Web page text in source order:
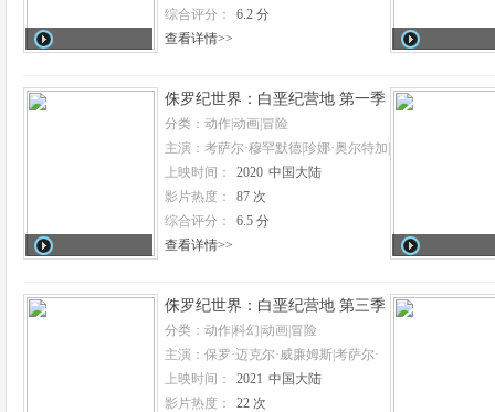
综合评分：
6.2 分
查看详情>>
侏罗纪世界：白垩纪营地 第一季
Jurassic World: Camp Cretaceous
Season 1
分类：动作|动画|冒险
主演：考萨尔·穆罕默德|珍娜·奥尔特加|
瑞恩·波特|莱妮·罗德里格兹|罗杰·克莱
格·史密斯|詹姆斯·阿诺德·泰勒|肖恩·吉
布朗尼|杰夫·伯格曼|小本杰明·弗洛雷
斯|科斯顿·约翰|Paul-Mikél Williams|菲尔
·巴克曼|Greg Chun|Scott
Kreamer|Secunda Wood
上映时间： 2020 中国大陆
影片热度：
87 次
综合评分：
6.5 分
查看详情>>
侏罗纪世界：白垩纪营地 第三季
分类：动作|科幻|动画|冒险
主演：保罗·迈克尔·威廉姆斯|考萨尔·
穆罕默德|珍娜·奥尔特加|瑞恩·波特|莱
妮·罗德里格兹|肖恩·吉布朗尼
上映时间： 2021 中国大陆
影片热度：
22 次